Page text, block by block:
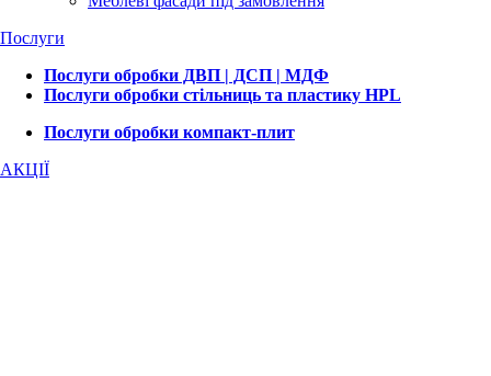
Послуги
Послуги обробки ДВП | ДСП | МДФ
Послуги обробки стільниць та пластику HPL
Послуги обробки компакт-плит
АКЦІЇ